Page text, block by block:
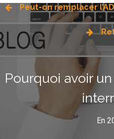
Peut-on remplacer
Pourquoi avoir
En